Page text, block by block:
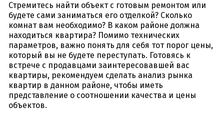
Стремитесь найти объект с готовым ремонтом или
будете сами заниматься его отделкой? Сколько
комнат вам необходимо? В каком районе должна
находиться квартира? Помимо технических
параметров, важно понять для себя тот порог цены,
который вы не будете переступать. Готовясь к
встрече с продавцами заинтересовавшей вас
квартиры, рекомендуем сделать анализ рынка
квартир в данном районе, чтобы иметь
представление о соотношении качества и цены
объектов.